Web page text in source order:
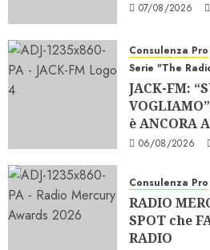
07/08/2026
Consulenza Pro
Serie "The
JACK-FM:
è ANCORA
06/08/2026
Consulenza Pro
RADIO
SPOT che
RADIO